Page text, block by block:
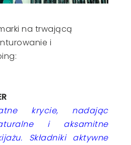
na trwającą
i
krycie, nadając
i aksamitne
Składniki aktywne